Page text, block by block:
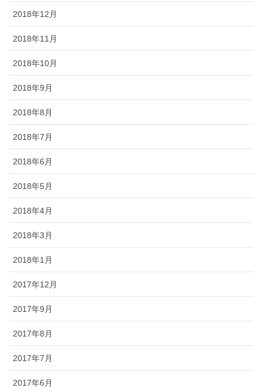
2018年12月
2018年11月
2018年10月
2018年9月
2018年8月
2018年7月
2018年6月
2018年5月
2018年4月
2018年3月
2018年1月
2017年12月
2017年9月
2017年8月
2017年7月
2017年6月